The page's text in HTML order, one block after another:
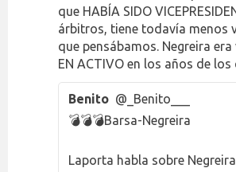
que HABÍA SIDO
árbitros, tiene todavía menos
que pensábamos. Negreira
EN ACTIVO en los años de
Benito @_Benito___
💣💣💣Barsa-Negreira
Laporta habla sobre Negreira